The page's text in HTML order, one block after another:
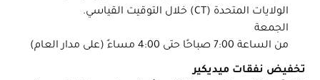
الولايات المتحدة (CT) خلال التوقيت القياسي.
الجمعة
من الساعة 7:00 صباحًا حتى 4:00 مساءً (على مدار العام)
تخفيض نفقات ميديكير